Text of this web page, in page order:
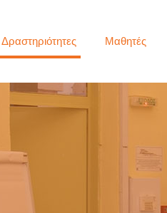
Δραστηριότητες Μαθητές